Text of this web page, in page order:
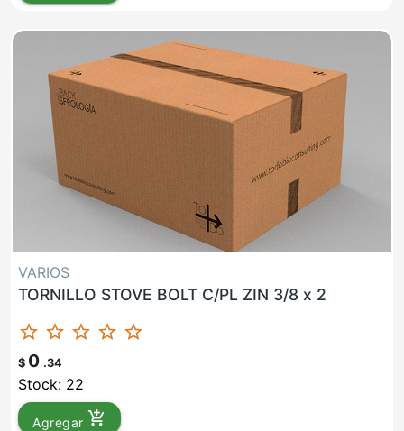
VARIOS
TORNILLO STOVE BOLT C/PL ZIN 3/8 x 2
star_border star_border star_border star_border star_border
$ 0 .34
Stock: 22
Agregar add_shopping_cart